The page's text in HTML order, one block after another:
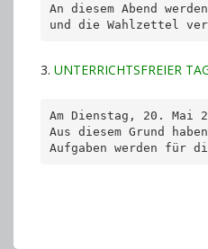
An diesem Abend
und die Wahlzettel
3. UNTERRICHTSFREIER
Am Dienstag, 20.
Aus diesem Grund
Aufgaben werden für